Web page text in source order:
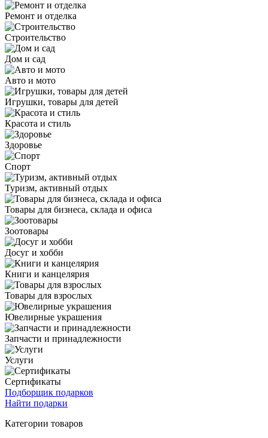
Ремонт и отделка
Строительство
Дом и сад
Авто и мото
Игрушки, товары для детей
Красота и стиль
Здоровье
Спорт
Туризм, активный отдых
Товары для бизнеса, склада и офиса
Зоотовары
Досуг и хобби
Книги и канцелярия
Товары для взрослых
Ювелирные украшения
Запчасти и принадлежности
Услуги
Сертификаты
Подборщик подарков
Найти подарки
Категории товаров